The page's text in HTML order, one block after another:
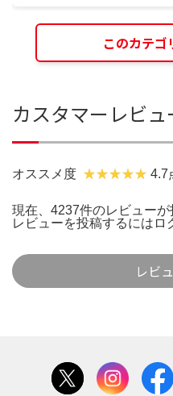
このカテゴ
カスタマーレビュ
オススメ度 4.7
現在、4237件のレビューが
レビューを投稿するには ロ
レビ